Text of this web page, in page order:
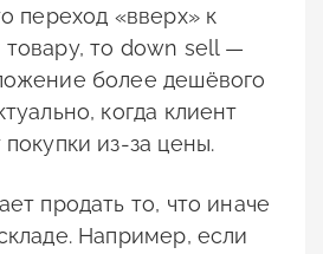
переход «вверх» к
то down sell —
более дешёвого
когда клиент
покупки из-за цены.
продать то, что иначе
Например, если